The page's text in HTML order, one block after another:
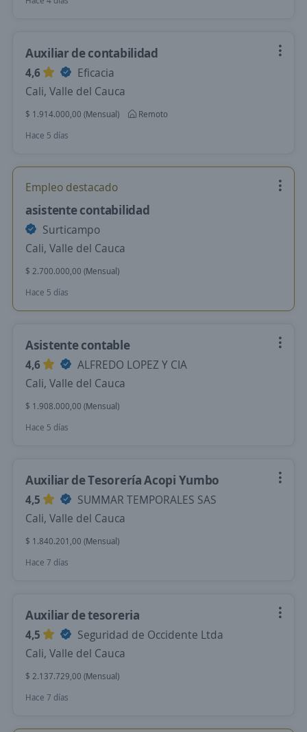
Auxiliar de contabilidad
4,6
Eficacia
Cali, Valle del Cauca
$ 1.914.000,00 (Mensual)
Remoto
Hace 5 días
Empleo destacado
asistente contabilidad
Surticampo
Cali, Valle del Cauca
$ 2.700.000,00 (Mensual)
Hace 5 días
Asistente contable
4,6
ALFREDO LOPEZ Y CIA
Cali, Valle del Cauca
$ 1.908.000,00 (Mensual)
Hace 5 días
Auxiliar de Tesorería Acopi Yumbo
4,5
SUMMAR TEMPORALES SAS
Cali, Valle del Cauca
$ 1.840.201,00 (Mensual)
Hace 7 días
Auxiliar de tesoreria
4,5
Seguridad de Occidente Ltda
Cali, Valle del Cauca
$ 2.137.729,00 (Mensual)
Hace 7 días